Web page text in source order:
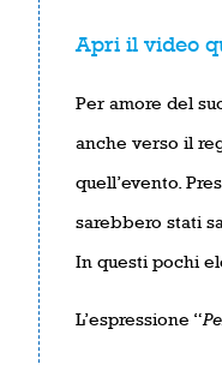
Apri il video
Per amore del
anche verso il
quell’evento.
sarebbero stati
In questi pochi
L’espressione “